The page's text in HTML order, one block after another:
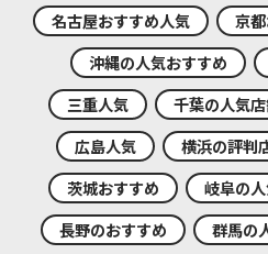
名古屋おすすめ人気
京
沖縄の人気おすすめ
三重人気
千葉の人気
広島人気
横浜の評判
茨城おすすめ
岐阜の
長野のおすすめ
群馬の